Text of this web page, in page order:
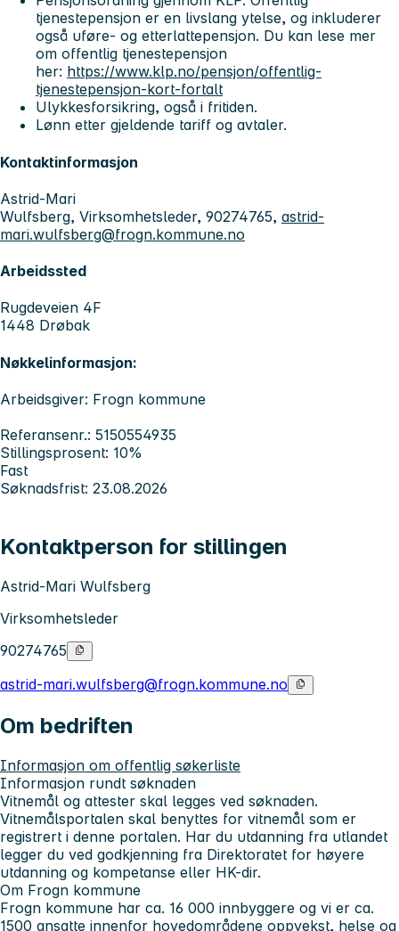
tjenestepensjon er en livslang ytelse, og inkluderer
også uføre- og etterlattepensjon. Du kan lese mer
om offentlig tjenestepensjon
her: https://www.klp.no/pensjon/offentlig-
tjenestepensjon-kort-fortalt
Ulykkesforsikring, også i fritiden.
Lønn etter gjeldende tariff og avtaler.
Kontaktinformasjon
Astrid-Mari
Wulfsberg, Virksomhetsleder, 90274765, astrid-
mari.wulfsberg@frogn.kommune.no
Arbeidssted
Rugdeveien 4F
1448 Drøbak
Nøkkelinformasjon:
Arbeidsgiver: Frogn kommune
Referansenr.: 5150554935
Stillingsprosent: 10%
Fast
Søknadsfrist: 23.08.2026
Kontaktperson for stillingen
Astrid-Mari Wulfsberg
Virksomhetsleder
90274765
astrid-mari.wulfsberg@frogn.kommune.no
Om bedriften
Informasjon om offentlig søkerliste
Informasjon rundt søknaden
Vitnemål og attester skal legges ved søknaden.
Vitnemålsportalen skal benyttes for vitnemål som er
registrert i denne portalen. Har du utdanning fra utlandet
legger du ved godkjenning fra Direktoratet for høyere
utdanning og kompetanse eller HK-dir.
Om Frogn kommune
Frogn kommune har ca. 16 000 innbyggere og vi er ca.
1500 ansatte innenfor hovedområdene oppvekst, helse og